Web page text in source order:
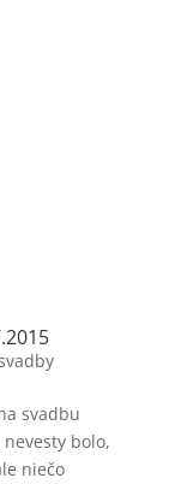
svadbu
bolo,
niečo